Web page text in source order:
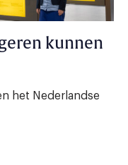
kunnen
het Nederlandse